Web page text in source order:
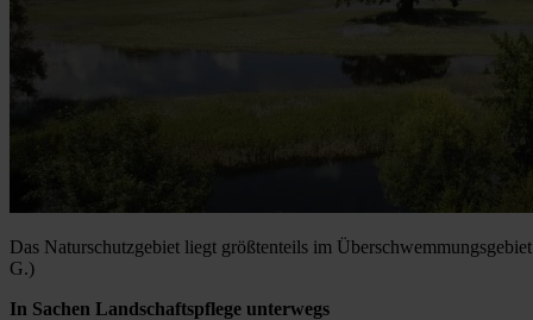
Das Naturschutzgebiet liegt größtenteils im
G.)
In Sachen Landschaftspflege unterwegs